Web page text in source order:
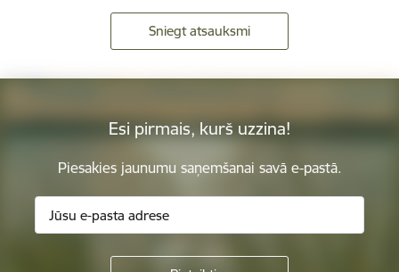
Sniegt atsauksmi
Esi pirmais, kurš uzzina!
Piesakies jaunumu saņemšanai savā e-pastā.